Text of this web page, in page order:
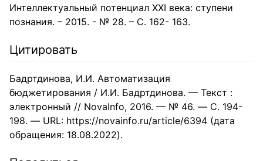
Интеллектуальный потенциал XXI века: ступени
познания. – 2015. - № 28. – С. 162- 163.
Цитировать
Бадртдинова, И.И. Автоматизация
бюджетирования / И.И. Бадртдинова. — Текст :
электронный // NovaInfo, 2016. — № 46. — С. 194-
198. — URL: https://novainfo.ru/article/6394 (дата
обращения: 18.08.2022).